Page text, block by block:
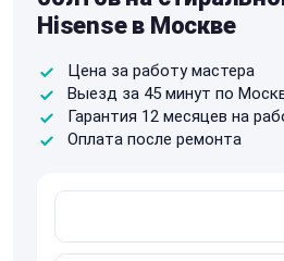
Hisense в Москве
Цена за работу мастера
Выезд за 45 минут по
Гарантия 12 месяцев на
Оплата после ремонта